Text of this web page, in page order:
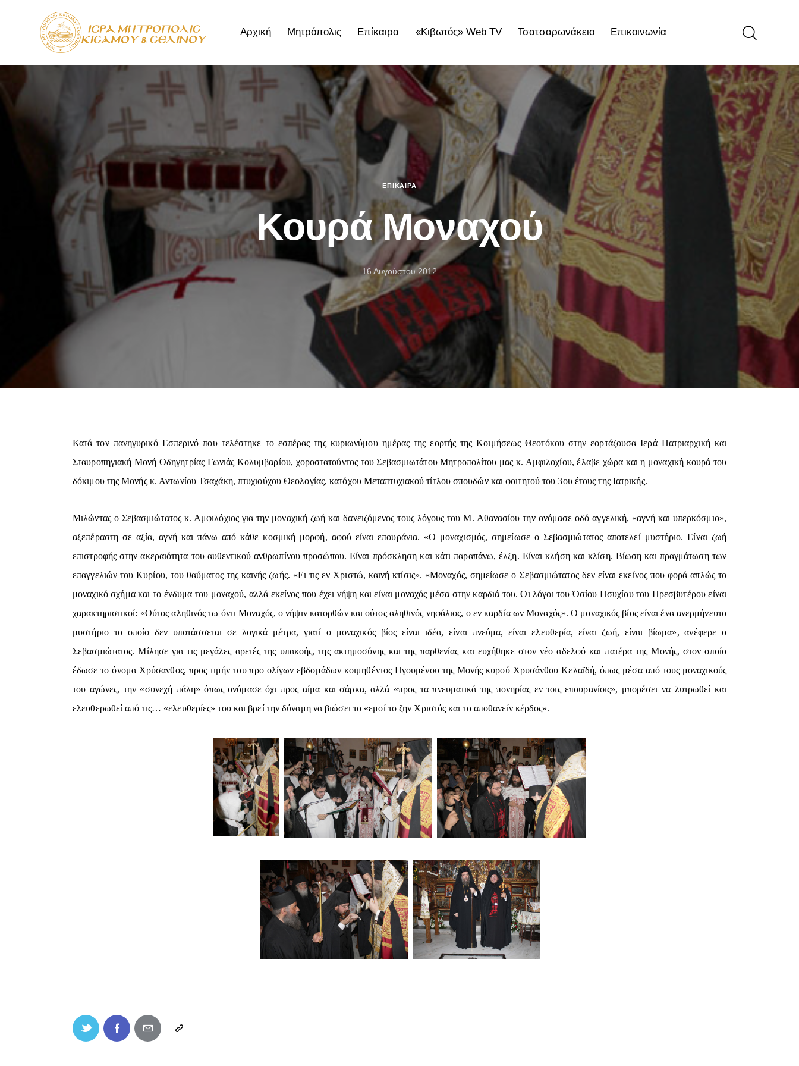
Αρχική Μητρόπολις Επίκαιρα «Κιβωτός» Web TV Τσατσαρωνάκειο Επικοινωνία
Αρχική Μητρόπολις Επίκαιρα «Κιβωτός» Web TV Τσατσαρωνάκειο Επικοινωνία
ΕΠΊΚΑΙΡΑ
Κουρά Μοναχού
16 Αυγούστου 2012
Κατά τον πανηγυρικό Εσπερινό που τελέστηκε το εσπέρας της κυριωνύμου ημέρας της εορτής της Κοιμήσεως Θεοτόκου στην εορτάζουσα Ιερά Πατριαρχική και
Σταυροπηγιακή Μονή Οδηγητρίας Γωνιάς Κολυμβαρίου, χοροστατούντος του Σεβασμιωτάτου Μητροπολίτου μας κ. Αμφιλοχίου, έλαβε χώρα και η μοναχική κουρά του
δόκιμου της Μονής κ. Αντωνίου Τσαχάκη, πτυχιούχου Θεολογίας, κατόχου Μεταπτυχιακού τίτλου σπουδών και φοιτητού του 3ου έτους της Ιατρικής.
Μιλώντας ο Σεβασμιώτατος κ. Αμφιλόχιος για την μοναχική ζωή και δανειζόμενος τους λόγους του Μ. Αθανασίου την ονόμασε οδό αγγελική, «αγνή και υπερκόσμιο»,
αξεπέραστη σε αξία, αγνή και πάνω από κάθε κοσμική μορφή, αφού είναι επουράνια. «Ο μοναχισμός, σημείωσε ο Σεβασμιώτατος αποτελεί μυστήριο. Είναι ζωή
επιστροφής στην ακεραιότητα του αυθεντικού ανθρωπίνου προσώπου. Είναι πρόσκληση και κάτι παραπάνω, έλξη. Είναι κλήση και κλίση. Βίωση και πραγμάτωση των
επαγγελιών του Κυρίου, του θαύματος της καινής ζωής. «Ει τις εν Χριστώ, καινή κτίσις». «Μοναχός, σημείωσε ο Σεβασμιώτατος δεν είναι εκείνος που φορά απλώς το
μοναχικό σχήμα και το ένδυμα του μοναχού, αλλά εκείνος που έχει νήψη και είναι μοναχός μέσα στην καρδιά του. Οι λόγοι του Όσίου Ησυχίου του Πρεσβυτέρου είναι
χαρακτηριστικοί: «Ούτος αληθινός τω όντι Μοναχός, ο νήψιν κατορθών και ούτος αληθινός νηφάλιος, ο εν καρδία ων Μοναχός». Ο μοναχικός βίος είναι ένα ανερμήνευτο
μυστήριο το οποίο δεν υποτάσσεται σε λογικά μέτρα, γιατί ο μοναχικός βίος είναι ιδέα, είναι πνεύμα, είναι ελευθερία, είναι ζωή, είναι βίωμα», ανέφερε ο
Σεβασμιώτατος. Μίλησε για τις μεγάλες αρετές της υπακοής, της ακτημοσύνης και της παρθενίας και ευχήθηκε στον νέο αδελφό και πατέρα της Μονής, στον οποίο
έδωσε το όνομα Χρύσανθος, προς τιμήν του προ ολίγων εβδομάδων κοιμηθέντος Ηγουμένου της Μονής κυρού Χρυσάνθου Κελαϊδή, όπως μέσα από τους μοναχικούς
του αγώνες, την «συνεχή πάλη» όπως ονόμασε όχι προς αίμα και σάρκα, αλλά «προς τα πνευματικά της πονηρίας εν τοις επουρανίοις», μπορέσει να λυτρωθεί και
ελευθερωθεί από τις… «ελευθερίες» του και βρεί την δύναμη να βιώσει το «εμοί το ζην Χριστός και το αποθανείν κέρδος».